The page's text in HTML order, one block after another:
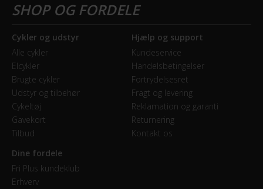
Bagbremse
Rullebremse
Forbremse
Rullebremse
GEAR
Bagskifter
Shimano Nexus
Geartype
Cykler og udstyr
Alle cykler
Elcykler
Brugte cykler
Udstyr og tilbehør
Cykeltøj
Gavekort
Tilbud
Hjælp og support
Kundeservice
Handelsbetingelser
Fortrydelsesret
Fragt og levering
Reklamation og garanti
Returnering
Kontakt os
Dine fordele
Fri Plus kundeklub
Erhverv